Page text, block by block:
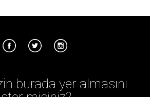
burada yer almasını